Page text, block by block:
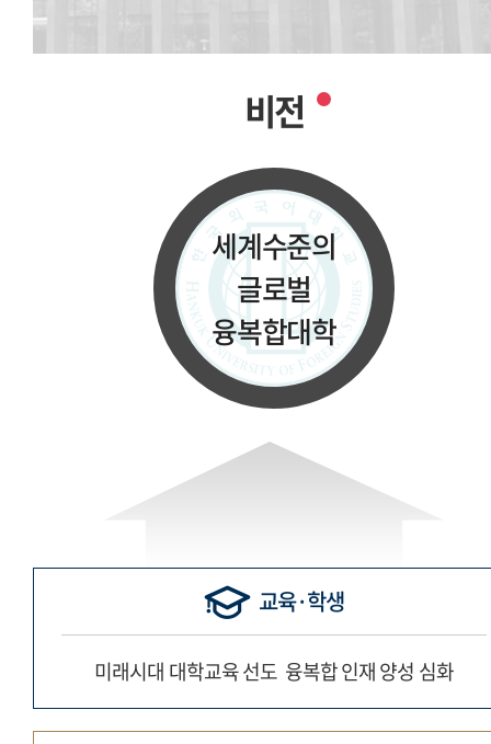
비전
세계수준의
글로벌
융복합대학
교육·학생
미래시대 대학교육 선도 융복합 인재 양성 심화